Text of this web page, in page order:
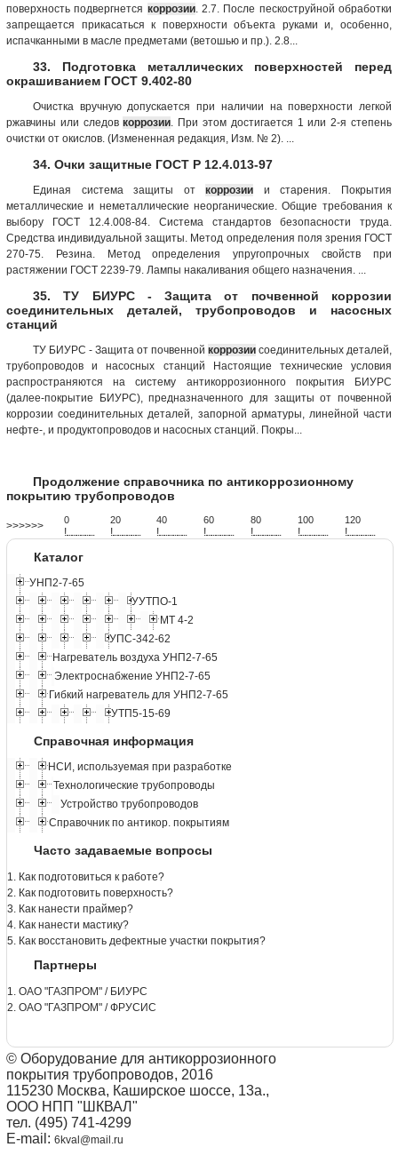
поверхность подвергнется коррозии. 2.7. После пескоструйной обработки
запрещается прикасаться к поверхности объекта руками и, особенно,
испачканными в масле предметами (ветошью и пр.). 2.8...
33. Подготовка металлических поверхностей перед
окрашиванием ГОСТ 9.402-80
Очистка вручную допускается при наличии на поверхности легкой
ржавчины или следовкоррозии . При этом достигается 1 или 2-я степень
очистки от окислов. (Измененная редакция, Изм. № 2). ...
34. Очки защитные ГОСТ Р 12.4.013-97
Единая система защиты откоррозии и старения. Покрытия
металлические и неметаллические неорганические. Общие требования к
выбору ГОСТ 12.4.008-84. Система стандартов безопасности труда.
Средства индивидуальной защиты. Метод определения поля зрения ГОСТ
270-75. Резина. Метод определения упругопрочных свойств при
растяжении ГОСТ 2239-79. Лампы накаливания общего назначения. ...
35. ТУ БИУРС - Защита от почвенной коррозии
соединительных деталей, трубопроводов и насосных
станций
ТУ БИУРС - Защита от почвенной коррозии соединительных деталей,
трубопроводов и насосных станций Настоящие технические условия
распространяются на систему антикоррозионного покрытия БИУРС
(далее-покрытие БИУРС), предназначенного для защиты от почвенной
коррозии соединительных деталей, запорной арматуры, линейной части
нефте-, и продуктопроводов и насосных станций. Покры...
Продолжение справочника по антикоррозионному
покрытию трубопроводов
>>>>>> 0
!...................
20
!...................
40
!...................
60
!...................
80
!...................
100
!...................
120
!...................
Каталог
УНП2-7-65
УУТПО-1
МТ 4-2
УПС-342-62
Нагреватель воздуха УНП2-7-65
Электроснабжение УНП2-7-65
Гибкий нагреватель для УНП2-7-65
УТП5-15-69
Справочная информация
НСИ, используемая при разработке
Технологические трубопроводы
Устройство трубопроводов
Справочник по антикор. покрытиям
Часто задаваемые вопросы
1. Как подготовиться к работе?
2. Как подготовить поверхность?
3. Как нанести праймер?
4. Как нанести мастику?
5. Как восстановить дефектные участки покрытия?
Партнеры
1. ОАО "ГАЗПРОМ" / БИУРС
2. ОАО "ГАЗПРОМ" / ФРУСИС
© Оборудование для антикоррозионного
покрытия трубопроводов, 2016
115230 Москва, Каширское шоссе, 13а.,
ООО НПП "ШКВАЛ"
тел. (495) 741-4299
E-mail: 6kval@mail.ru